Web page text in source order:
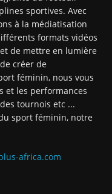
sportives. Avec
à la médiatisation
formats vidéos
de mettre en lumière
créer de
féminin, nous vous
et les performances
tournois etc ...
sport féminin, notre
africa.com